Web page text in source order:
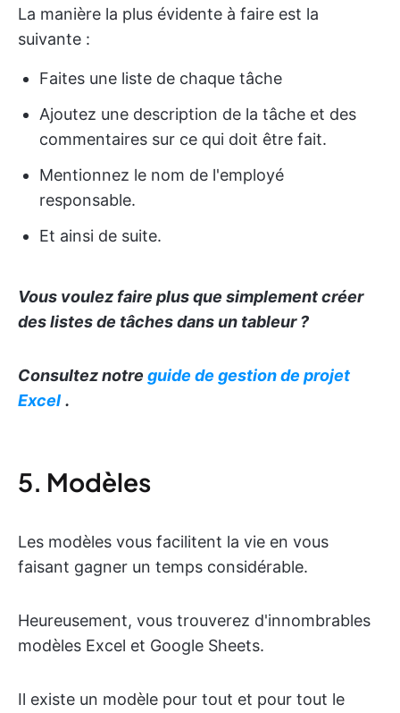
La manière la plus évidente à faire est la
suivante :
Faites une liste de chaque tâche
Ajoutez une description de la tâche et des
commentaires sur ce qui doit être fait.
Mentionnez le nom de l'employé
responsable.
Et ainsi de suite.
Vous voulez faire plus que simplement créer
des listes de tâches dans un tableur ?
Consultez notre guide de gestion de projet
Excel .
5. Modèles
Les modèles vous facilitent la vie en vous
faisant gagner un temps considérable.
Heureusement, vous trouverez d'innombrables
modèles Excel et Google Sheets.
Il existe un modèle pour tout et pour tout le